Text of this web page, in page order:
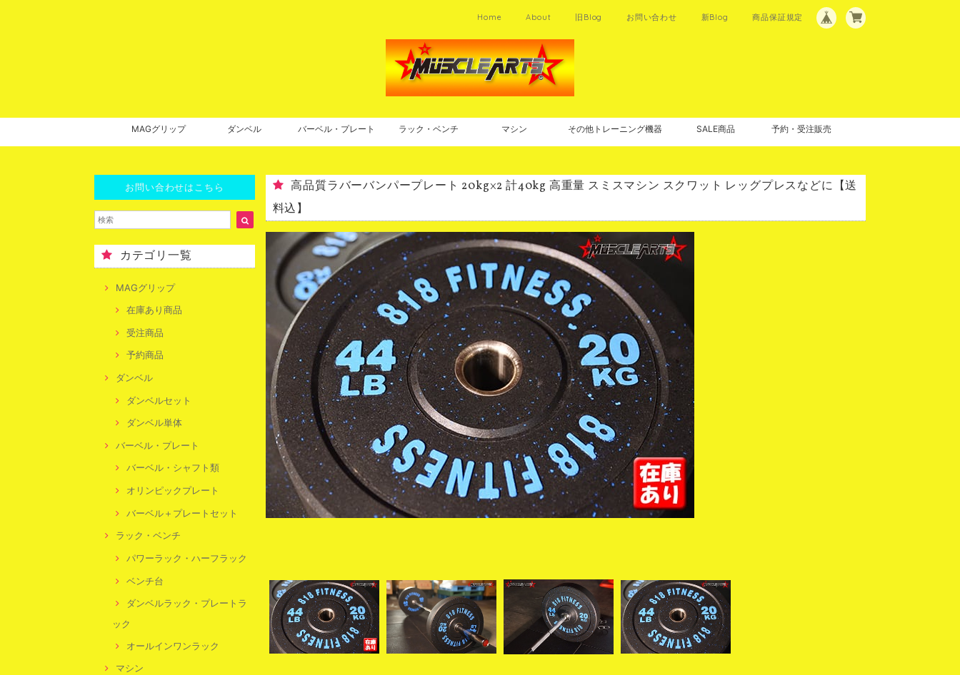
Home About 旧Blog お問い合わせ 新Blog 商品保証規定
MAGグリップ ダンベル バーベル・プレート ラック・ベンチ マシン その他トレーニング機器 SALE商品 予約・受注販売
お問い合わせはこちら
カテゴリ一覧
MAGグリップ
在庫あり商品
受注商品
予約商品
ダンベル
ダンベルセット
ダンベル単体
バーベル・プレート
バーベル・シャフト類
オリンピックプレート
バーベル＋プレートセット
ラック・ベンチ
パワーラック・ハーフラック
ベンチ台
ダンベルラック・プレートラ
ック
オールインワンラック
マシン
高品質ラバーバンパープレート 20kg×2 計40kg 高重量 スミスマシン スクワット レッグプレスなどに【送
料込】